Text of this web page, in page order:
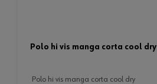
polo hi vis manga corta cool dry
polo hi vis manga corta cool dry